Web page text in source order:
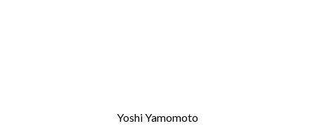
Yoshi Yamomoto